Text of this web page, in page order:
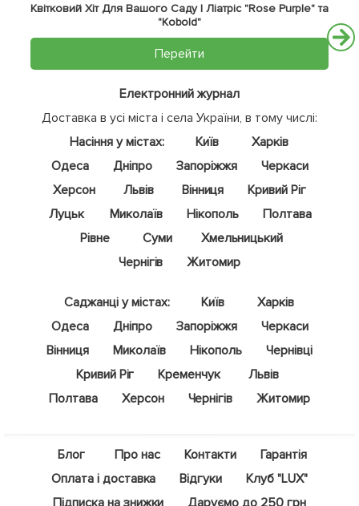
Квітковий Хіт Для Вашого Саду | Ліатріс "Rose Purple" та
"Kobold"
Перейти
Електронний журнал
Доставка в усі міста і села України, в тому числі:
Насіння у містах:
Київ
Харків
Одеса
Дніпро Запоріжжя
Черкаси
Херсон
Львів Вінниця
Кривий Ріг
Луцьк
Миколаїв Нікополь
Полтава
Рівне
Суми
Хмельницький
Чернігів
Житомир
Саджанці у містах: Київ
Харків
Одеса
Дніпро Запоріжжя
Черкаси
Вінниця
Миколаїв Нікополь
Чернівці
Кривий Ріг
Кременчук
Львів
Полтава
Херсон Чернігів Житомир
Блог Про нас Контакти
Гарантія
Оплата і доставка
Відгуки
Клуб "LUX"
Підписка на знижки
Даруємо до 250 грн